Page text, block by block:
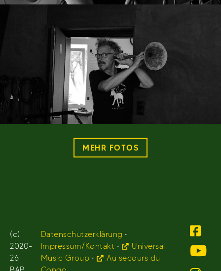
MEHR FOTOS
(c)
2020-
26
Datenschutzerklärung •
Impressum/Kontakt •
Universal
Music Group •
Au secours du